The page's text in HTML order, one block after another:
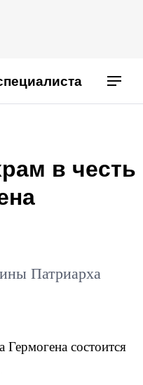
в честь
Патриарха
состоится